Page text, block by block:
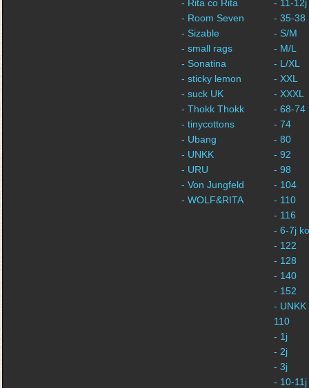
- Rita co Rita
- Room Seven
- Sizable
- small rags
- Sonatina
- sticky lemon
- suck UK
- Thokk Thokk
- tinycottons
- Ubang
- UNKK
- URU
- Von Jungfeld
- WOLF&RITA
- 11-12j
- 35-38
- S/M
- M/L
- L/XL
- XXL
- XXXL
- 68-74
- 74
- 80
- 92
- 98
- 104
- 110
- 116
- 6-7j
- 122
- 128
- 140
- 152
-
110
- 1j
- 2j
- 3j
- 10-11j